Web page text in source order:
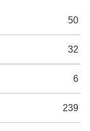
50
32
6
239